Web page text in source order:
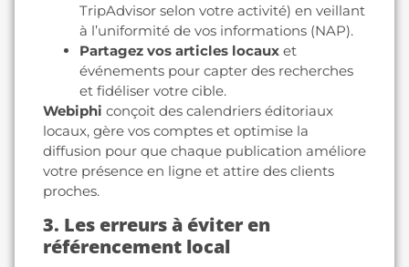
TripAdvisor selon votre activité) en veillant
à l’uniformité de vos informations (NAP).
Partagez vos articles locaux et
événements pour capter des recherches
et fidéliser votre cible.
Webiphi conçoit des calendriers éditoriaux
locaux, gère vos comptes et optimise la
diffusion pour que chaque publication améliore
votre présence en ligne et attire des clients
proches.
3. Les erreurs à éviter en
référencement local